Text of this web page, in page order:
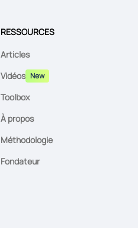
RESSOURCES
Articles
Vidéos New
Toolbox
À propos
Méthodologie
Fondateur